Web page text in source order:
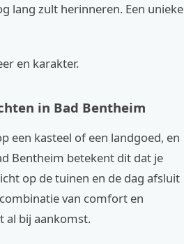
lang zult herinneren. Een unieke
en karakter.
in Bad Bentheim
een kasteel of een landgoed, en
Bentheim betekent dit dat je
op de tuinen en de dag afsluit
van comfort en
al bij aankomst.